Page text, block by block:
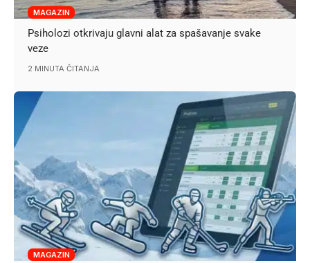
MAGAZIN
Psiholozi otkrivaju glavni alat za spašavanje svake
veze
2 MINUTA ČITANJA
MAGAZIN